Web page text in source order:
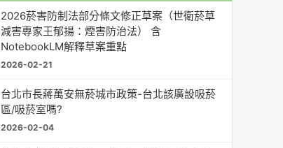
2026菸害防制法部分條文修正草案（世衛菸草
減害專家王郁揚：煙害防治法） 含
NotebookLM解釋草案重點
2026-02-21
台北市長蔣萬安無菸城市政策-台北該廣設吸菸
區/吸菸室嗎?
2026-02-04